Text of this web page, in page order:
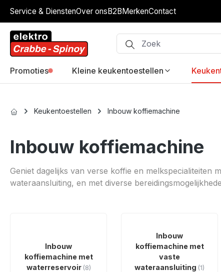
to main content
Skip to search
Skip to main navigation
Service & DienstenOver onsB2BMerkenContact
Promoties Kleine keukentoestellen
Keukentoestellen Inbouw koffiemachine
Inbouw koffiemachine
Geniet dagelijks van verse koffie en
wateraansluiting, en met diverse
Inbouw
koffiemachine met
waterreservoir (8)
Inbouw
koffiemachine met
vaste
wateraansluiting (1)